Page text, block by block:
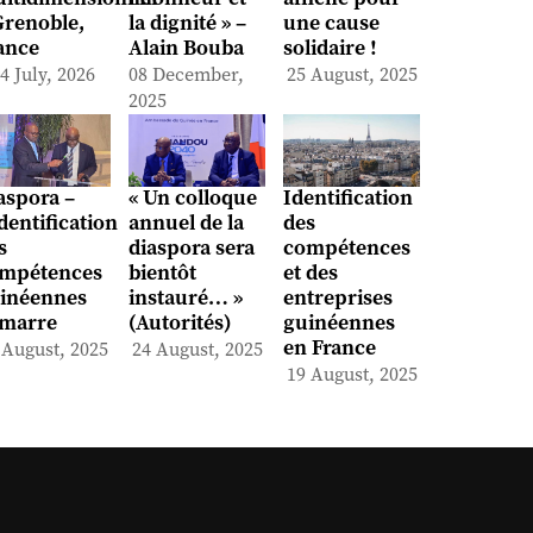
July, 2026
la dignité » –
Alain Bouba
08 December,
2025
une cause
solidaire !
25 August, 2025
–
2025
« Un colloque
annuel de la
diaspora sera
bientôt
instauré… »
(Autorités)
24 August, 2025
Identification
des
compétences
et des
entreprises
guinéennes
en France
19 August, 2025